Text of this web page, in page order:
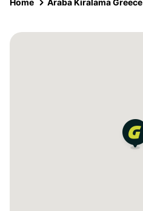
Home Araba Kiralama Greece